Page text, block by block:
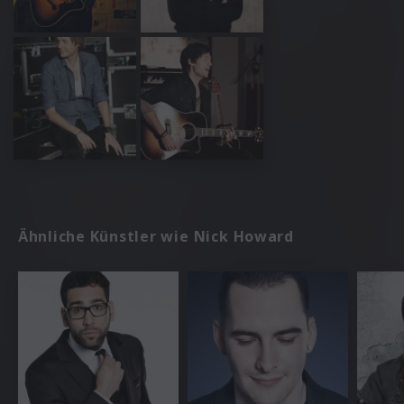
Ähnliche Künstler wie Nick Howard